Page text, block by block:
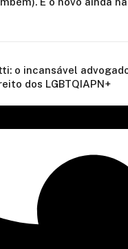
o incansável
dos LGBTQIAPN+